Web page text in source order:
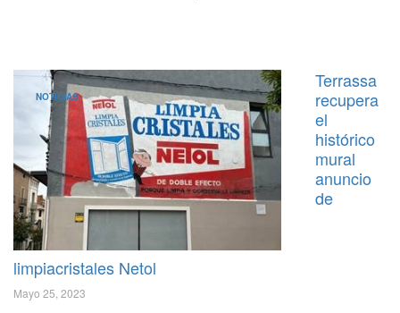
NOTICIAS
Terrassa
recupera
el
histórico
mural
anuncio
de
limpiacristales Netol
Mayo 25, 2023